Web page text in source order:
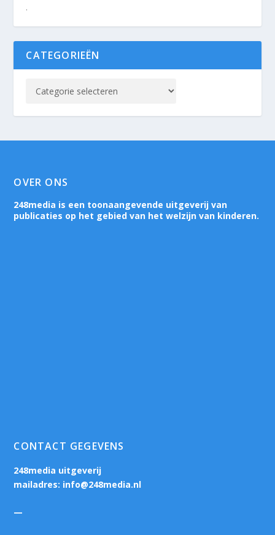
.
CATEGORIEËN
OVER ONS
248media is een toonaangevende uitgeverij van
publicaties op het gebied van het welzijn van kinderen.
CONTACT GEGEVENS
248media uitgeverij
mailadres: info@248media.nl
—